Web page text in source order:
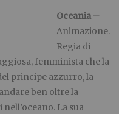
Oceania –
Animazione.
Regia di
femminista che la
principe azzurro, la
ben oltre la
La sua